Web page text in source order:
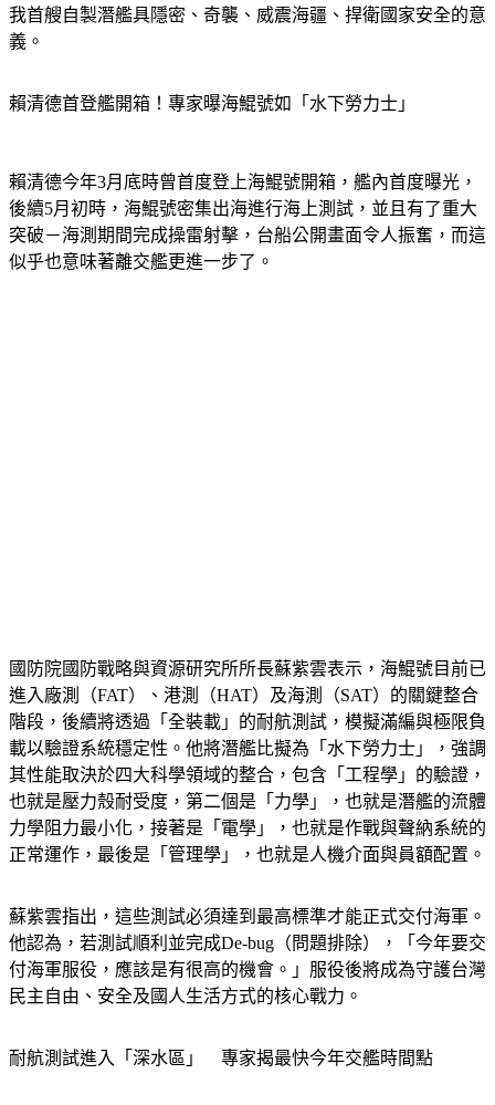
我首艘自製潛艦具隱密、奇襲、威震海疆、捍衛國家安全的意
義。
賴清德首登艦開箱！專家曝海鯤號如「水下勞力士」
賴清德今年3月底時曾首度登上海鯤號開箱，艦內首度曝光，
後續5月初時，海鯤號密集出海進行海上測試，並且有了重大
突破－海測期間完成操雷射擊，台船公開畫面令人振奮，而這
似乎也意味著離交艦更進一步了。
國防院國防戰略與資源研究所所長蘇紫雲表示，海鯤號目前已
進入廠測（FAT）、港測（HAT）及海測（SAT）的關鍵整合
階段，後續將透過「全裝載」的耐航測試，模擬滿編與極限負
載以驗證系統穩定性。他將潛艦比擬為「水下勞力士」，強調
其性能取決於四大科學領域的整合，包含「工程學」的驗證，
也就是壓力殼耐受度，第二個是「力學」，也就是潛艦的流體
力學阻力最小化，接著是「電學」，也就是作戰與聲納系統的
正常運作，最後是「管理學」，也就是人機介面與員額配置。
蘇紫雲指出，這些測試必須達到最高標準才能正式交付海軍。
他認為，若測試順利並完成De-bug（問題排除），「今年要交
付海軍服役，應該是有很高的機會。」服役後將成為守護台灣
民主自由、安全及國人生活方式的核心戰力。
耐航測試進入「深水區」　專家揭最快今年交艦時間點